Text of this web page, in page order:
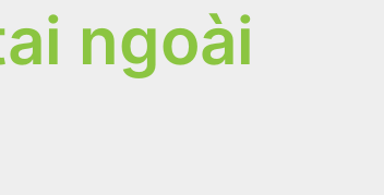
ngoài